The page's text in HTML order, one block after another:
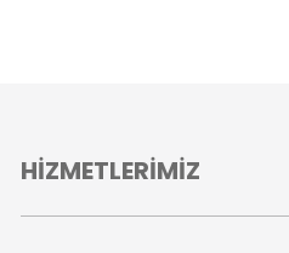
HİZMETLERİMİZ